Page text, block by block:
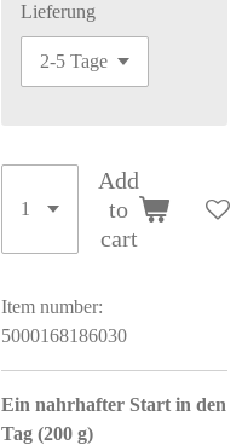
Lieferung
Add
to
cart
Item number:
5000168186030
Ein nahrhafter Start in den
Tag (200 g)